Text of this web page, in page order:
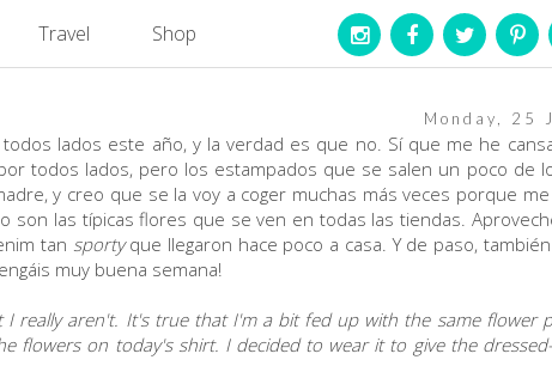
Travel Shop
Monday, 25
lados este año, y la verdad es que no. Sí que me he
todos lados, pero los estampados que se salen un poco de
y creo que se la voy a coger muchas más veces porque me
son las típicas flores que se ven en todas las tiendas.
tan sportyque llegaron hace poco a casa. Y de paso,
muy buena semana!
really aren't. It's true that I'm a bit fed up with the same flower
flowers on today's shirt. I decided to wear it to give the